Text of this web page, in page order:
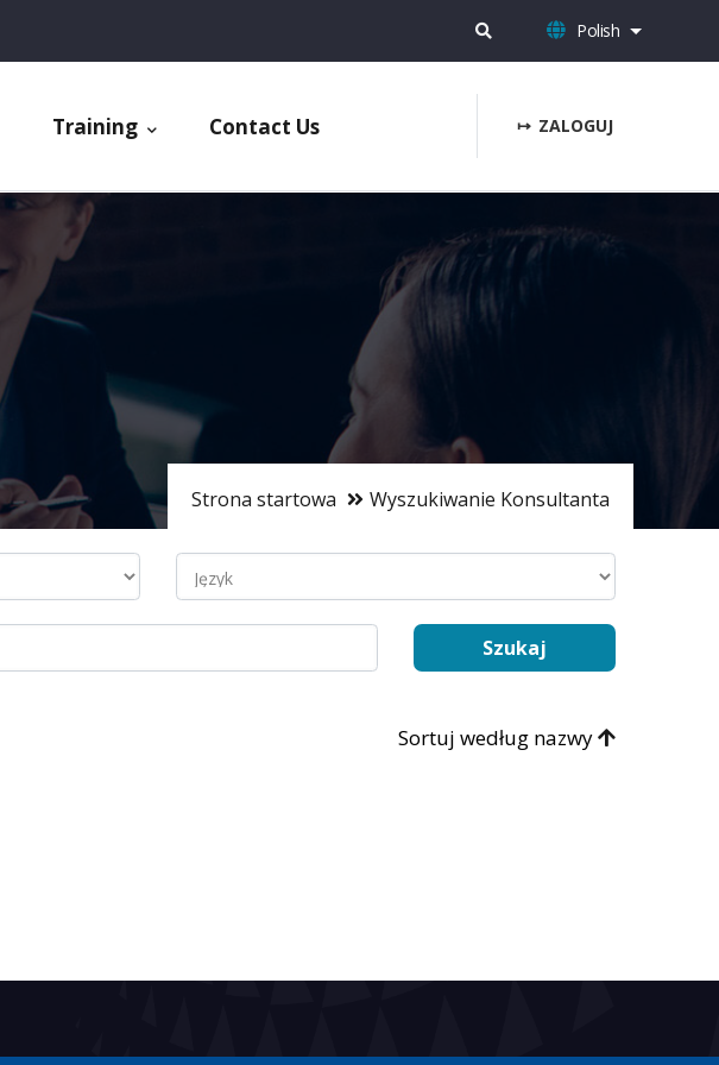
Polish Pokaż
Training Contact Us
User
menu
ZALOGUJ
Strona startowa Wyszukiwanie Konsultanta
Sortuj według nazwy